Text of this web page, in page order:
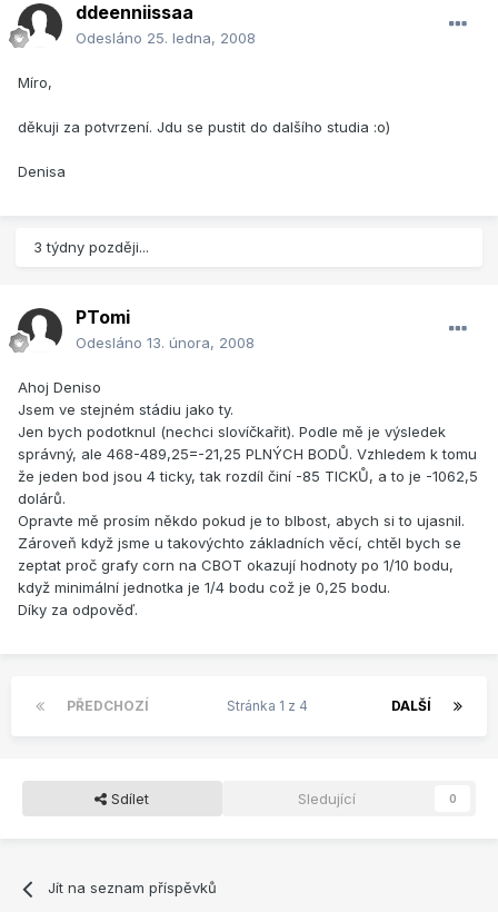
ddeenniissaa
Odesláno 25. ledna, 2008
Míro,
děkuji za potvrzení. Jdu se pustit do dalšího studia :o)
Denisa
3 týdny později...
PTomi
Odesláno 13. února, 2008
Ahoj Deniso
Jsem ve stejném stádiu jako ty.
Jen bych podotknul (nechci slovíčkařit). Podle mě je výsledek
správný, ale 468-489,25=-21,25 PLNÝCH BODŮ. Vzhledem k tomu
že jeden bod jsou 4 ticky, tak rozdíl činí -85 TICKŮ, a to je -1062,5
dolárů.
Opravte mě prosím někdo pokud je to blbost, abych si to ujasnil.
Zároveň když jsme u takovýchto základních věcí, chtěl bych se
zeptat proč grafy corn na CBOT okazují hodnoty po 1/10 bodu,
když minimální jednotka je 1/4 bodu což je 0,25 bodu.
Díky za odpověď.
PŘEDCHOZÍ DALŠÍ
Stránka 1 z 4
Sdílet Sledující 0
Jít na seznam příspěvků